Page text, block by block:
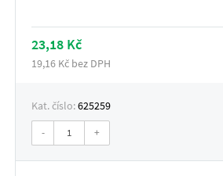
23,18 Kč
19,16 Kč bez DPH
Kat. číslo:625259
- +